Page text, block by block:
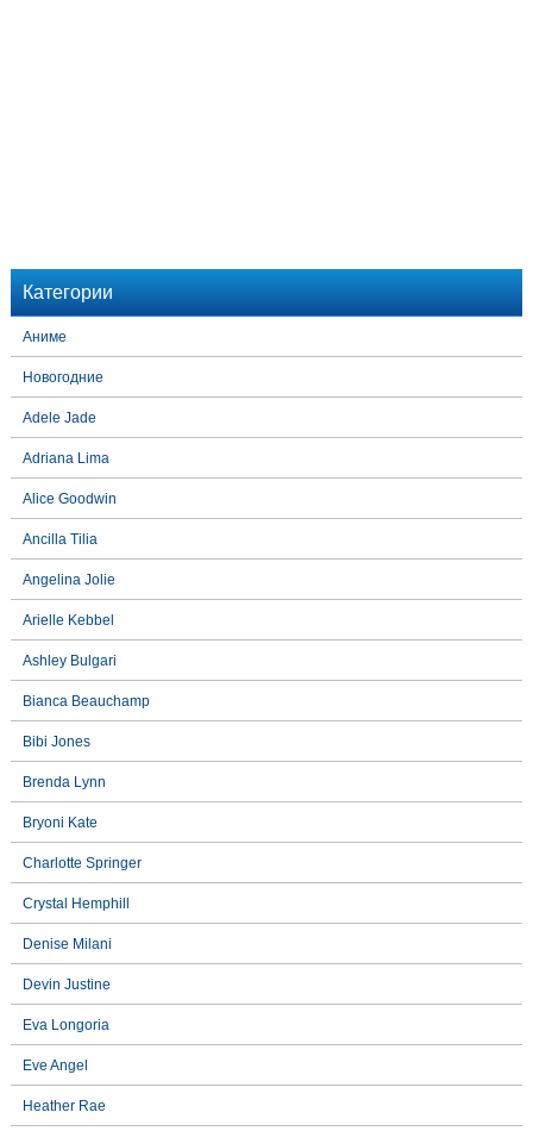
Категории
Аниме
Новогодние
Adele Jade
Adriana Lima
Alice Goodwin
Ancilla Tilia
Angelina Jolie
Arielle Kebbel
Ashley Bulgari
Bianca Beauchamp
Bibi Jones
Brenda Lynn
Bryoni Kate
Charlotte Springer
Crystal Hemphill
Denise Milani
Devin Justine
Eva Longoria
Eve Angel
Heather Rae